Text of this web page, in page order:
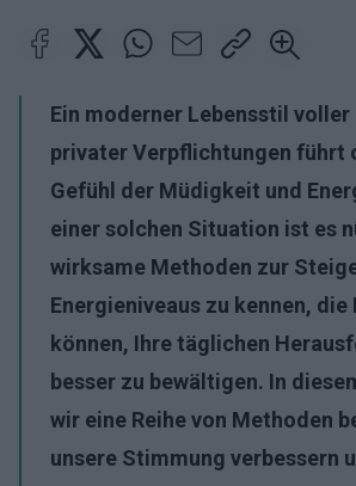
Ein moderner Lebensstil voller
privater Verpflichtungen führt
Gefühl der Müdigkeit und
einer solchen Situation ist es
wirksame Methoden zur
Energieniveaus zu kennen, die
können, Ihre täglichen
besser zu bewältigen. In
wir eine Reihe von Methoden
unsere Stimmung verbessern